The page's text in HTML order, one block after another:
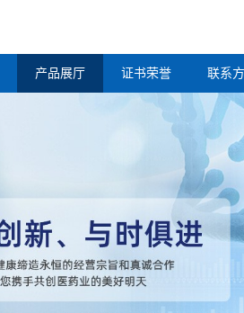
产品展厅 证书荣誉 联系